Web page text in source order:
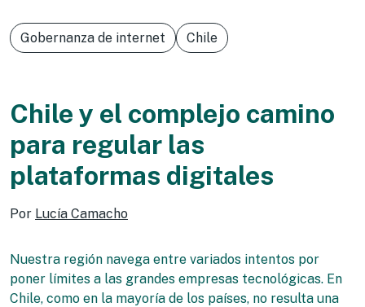
Gobernanza de internet Chile
Chile y el complejo camino
para regular las
plataformas digitales
Por Lucía Camacho
Nuestra región navega entre variados intentos por
poner límites a las grandes empresas tecnológicas. En
Chile, como en la mayoría de los países, no resulta una